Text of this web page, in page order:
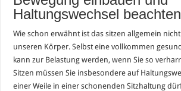
Haltungswechsel beachten
Wie schon erwähnt ist das sitzen allgemein
unseren Körper. Selbst eine vollkommen
kann zur Belastung werden, wenn Sie so
Sitzen müssen Sie insbesondere auf
einer Weile in einer schonenden Sitzhaltung